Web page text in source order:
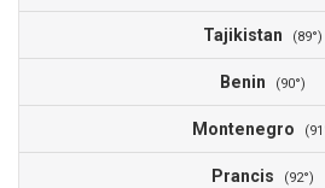
Tajikistan (89°)
Benin (90°)
Montenegro
Prancis (92°)